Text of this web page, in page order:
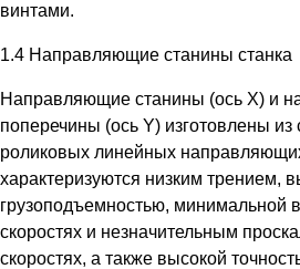
винтами.
1.4 Направляющие станины станка
Направляющие станины (ось X) и
поперечины (ось Y) изготовлены
роликовых линейных
характеризуются низким трением,
грузоподъемностью, минимальной
скоростях и незначительным
скоростях, а также высокой